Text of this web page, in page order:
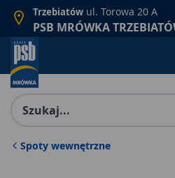
Trzebiatów ul. Torowa 20 A
PSB MRÓWKA
Spoty wewnętrzne